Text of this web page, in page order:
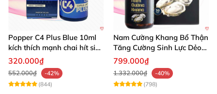
Popper C4 Plus Blue 10ml
kích thích mạnh chai hít siêu
đỉnh
320.000₫
552.000₫
-42%
(844)
Nam Cường Khang Bổ Thận
Tăng Cường Sinh Lực Dẻo
Dai Mạnh Mẽ
799.000₫
1.332.000₫
-40%
(798)